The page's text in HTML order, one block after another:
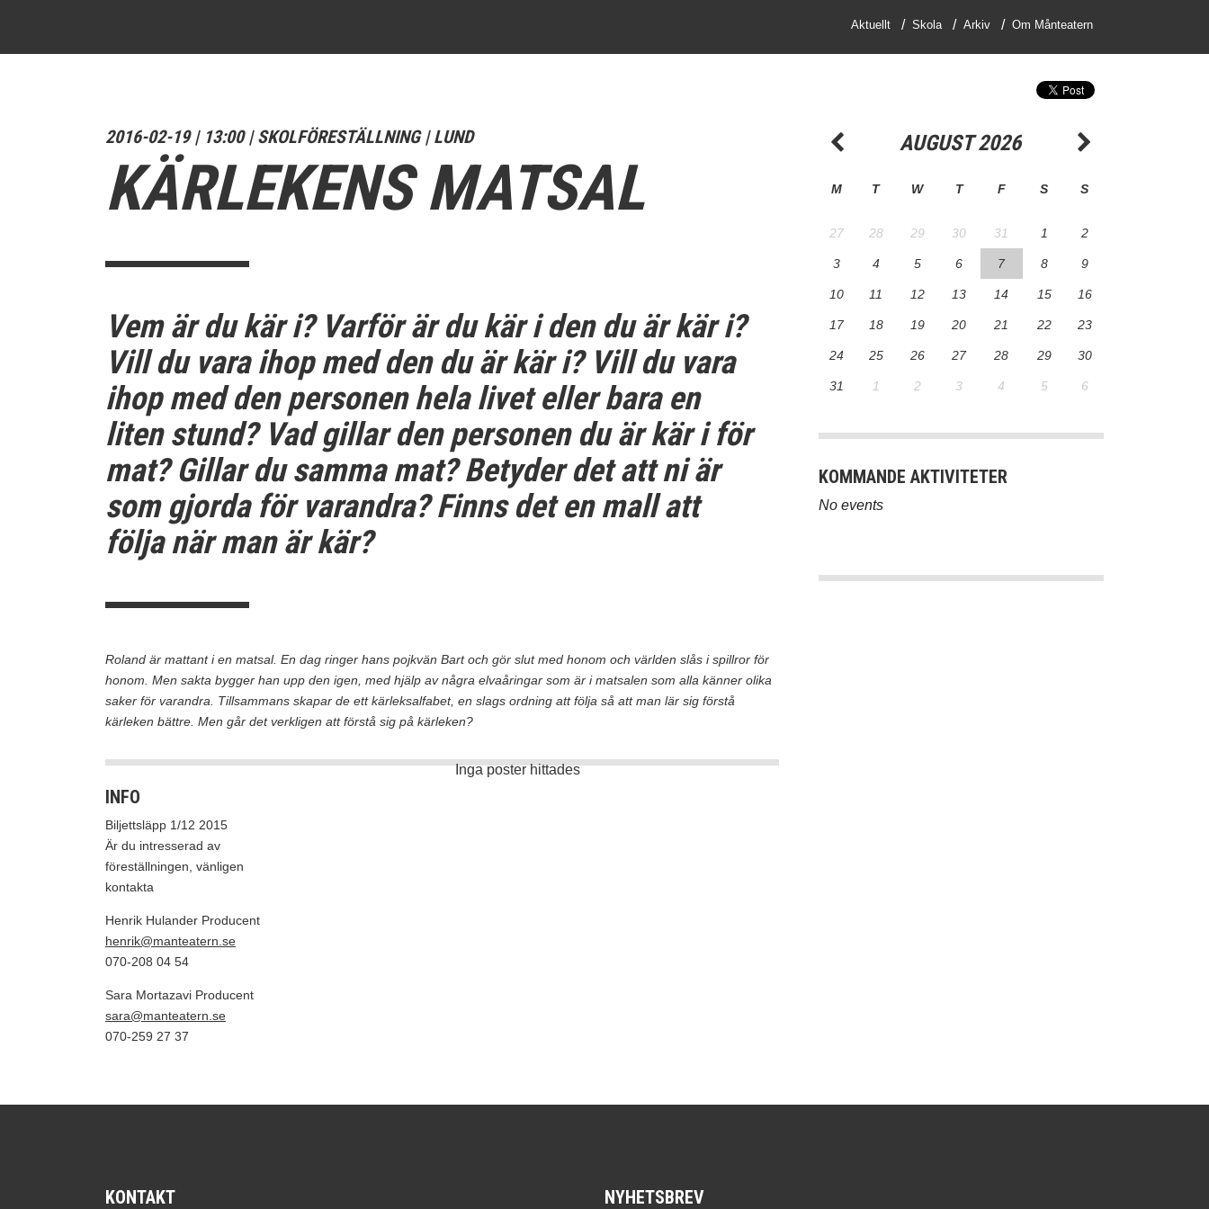
Aktuellt Skola Arkiv Om Månteatern
2016-02-19 | 13:00 | SKOLFÖRESTÄLLNING | LUND
KÄRLEKENS MATSAL
Vem är du kär i? Varför är du kär i den du är kär i?
Vill du vara ihop med den du är kär i? Vill du vara
ihop med den personen hela livet eller bara en
liten stund? Vad gillar den personen du är kär i för
mat? Gillar du samma mat? Betyder det att ni är
som gjorda för varandra? Finns det en mall att
följa när man är kär?
Roland är mattant i en matsal. En dag ringer hans pojkvän Bart och gör slut med honom och världen slås i spillror för
honom. Men sakta bygger han upp den igen, med hjälp av några elvaåringar som är i matsalen som alla känner olika
saker för varandra. Tillsammans skapar de ett kärleksalfabet, en slags ordning att följa så att man lär sig förstå
kärleken bättre. Men går det verkligen att förstå sig på kärleken?
INFO
Biljettsläpp 1/12 2015
Är du intresserad av
föreställningen, vänligen
kontakta
Henrik Hulander Producent
henrik@manteatern.se
070-208 04 54
Sara Mortazavi Producent
sara@manteatern.se
070-259 27 37
Inga poster hittades
AUGUST 2026
M T W T F S S
27 28 29 30 31 1 2
3 4 5 6 7 8 9
10 11 12 13 14 15 16
17 18 19 20 21 22 23
24 25 26 27 28 29 30
31 1 2 3 4 5 6
KOMMANDE AKTIVITETER
No events
KONTAKT NYHETSBREV